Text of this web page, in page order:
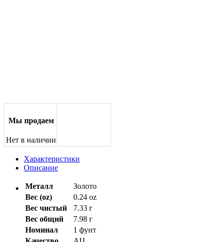
Мы продаем
Нет в наличии
Характеристики
Описание
Металл
Золото
Вес (oz)
0.24 oz
Вес чистый
7.33 г
Вес общий
7.98 г
Номинал
1 фунт